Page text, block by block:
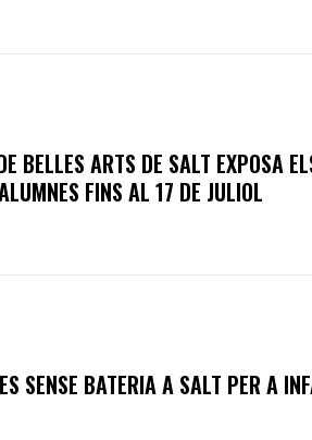
BELLES ARTS DE SALT EXPOSA
FINS AL 17 DE JULIOL
SENSE BATERIA A SALT PER A